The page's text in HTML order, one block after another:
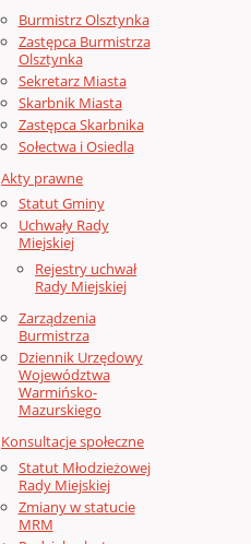
Burmistrz Olsztynka
Zastępca Burmistrza
Olsztynka
Sekretarz Miasta
Skarbnik Miasta
Zastępca Skarbnika
Sołectwa i Osiedla
Akty prawne
Statut Gminy
Uchwały Rady
Miejskiej
Rejestry uchwał
Rady Miejskiej
Zarządzenia
Burmistrza
Dziennik Urzędowy
Województwa
Warmińsko-
Mazurskiego
Konsultacje społeczne
Statut Młodzieżowej
Rady Miejskiej
Zmiany w statucie
MRM